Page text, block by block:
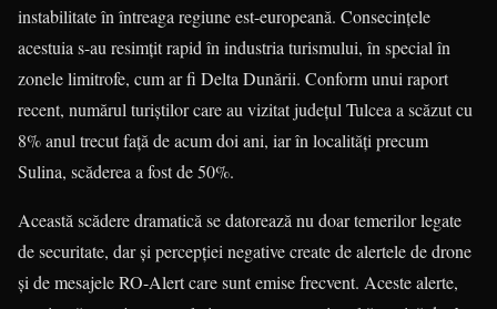
instabilitate în întreaga regiune est-europeană. Consecințele
acestuia s-au resimțit rapid în industria turismului, în special în
zonele limitrofe, cum ar fi Delta Dunării. Conform unui raport
recent, numărul turiștilor care au vizitat județul Tulcea a scăzut cu
8% anul trecut față de acum doi ani, iar în localități precum
Sulina, scăderea a fost de 50%.
Această scădere dramatică se datorează nu doar temerilor legate
de securitate, dar și percepției negative create de alertele de drone
și de mesajele RO-Alert care sunt emise frecvent. Aceste alerte,